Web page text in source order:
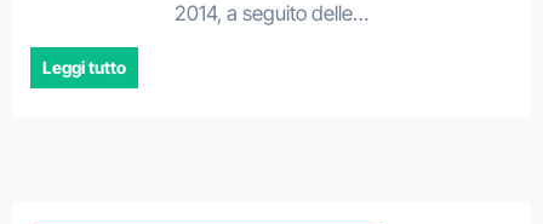
2014, a seguito delle…
Leggi tutto